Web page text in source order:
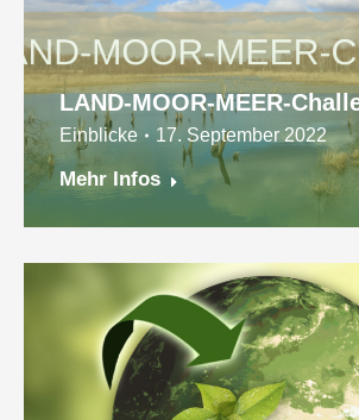
LAND-MOOR-MEER-
Einblicke 17. September 2022
Mehr Infos